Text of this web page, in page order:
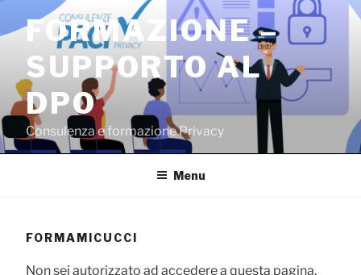
contenuto
FORMAZIONE –
SUPPORTO AL
DPO
Consulenza e formazione Privacy
Menu
FORMAMICUCCI
Non sei autorizzato ad accedere a questa pagina.